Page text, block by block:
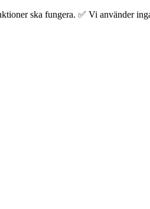
ska fungera. ✅ Vi använder